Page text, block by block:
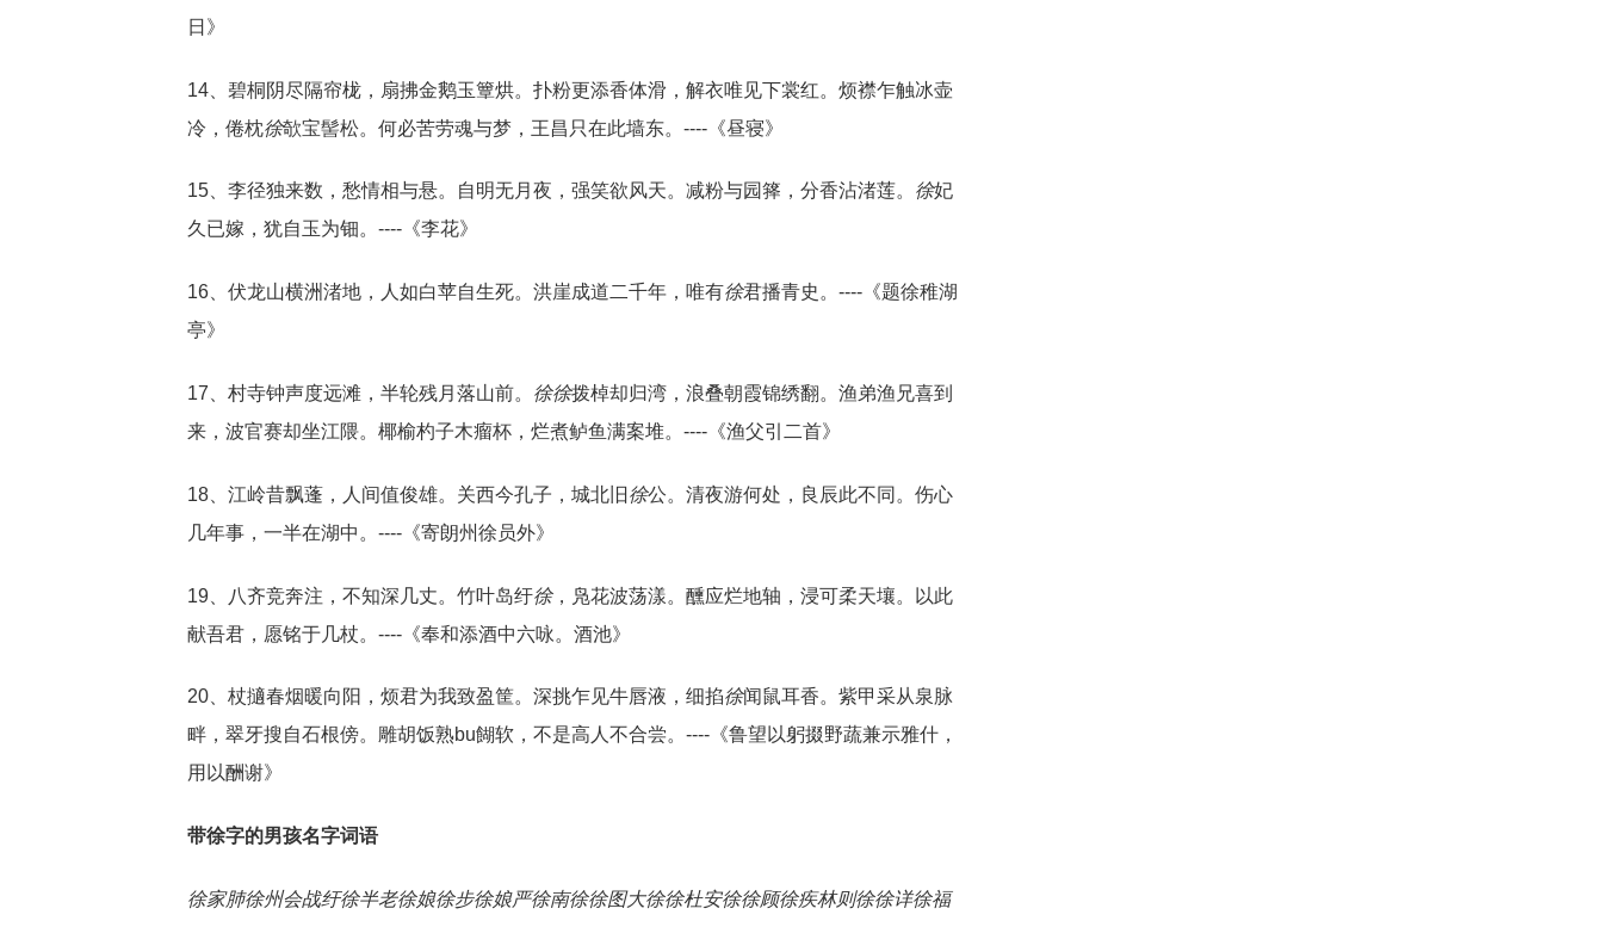
日》
14、碧桐阴尽隔帘栊，扇拂金鹅玉簟烘。扑粉更添香体滑，解衣唯见下裳红。烦襟乍触冰壶
冷，倦枕徐欹宝髻松。何必苦劳魂与梦，王昌只在此墙东。----《昼寝》
15、李径独来数，愁情相与悬。自明无月夜，强笑欲风天。减粉与园箨，分香沾渚莲。 徐妃
久已嫁，犹自玉为钿。----《李花》
16、伏龙山横洲渚地，人如白苹自生死。洪崖成道二千年，唯有徐君播青史。----《题徐稚湖
亭》
17、村寺钟声度远滩，半轮残月落山前。 徐徐拨棹却归湾，浪叠朝霞锦绣翻。渔弟渔兄喜到
来，波官赛却坐江隈。椰榆杓子木瘤杯，烂煮鲈鱼满案堆。----《渔父引二首》
18、江岭昔飘蓬，人间值俊雄。关西今孔子，城北旧 徐公。清夜游何处，良辰此不同。伤心
几年事，一半在湖中。----《寄朗州徐员外》
19、八齐竞奔注，不知深几丈。竹叶岛纡徐，凫花波荡漾。醺应烂地轴，浸可柔天壤。以此
献吾君，愿铭于几杖。----《奉和添酒中六咏。酒池》
20、杖擿春烟暖向阳，烦君为我致盈筐。深挑乍见牛唇液，细掐徐闻鼠耳香。紫甲采从泉脉
畔，翠牙搜自石根傍。雕胡饭熟bu餬软，不是高人不合尝。----《鲁望以躬掇野蔬兼示雅什，
用以酬谢》
带徐字的男孩名字词语
徐家肺徐州会战纡徐半老徐娘徐步徐娘严徐南徐徐图大徐徐杜安徐徐顾徐疾林则徐徐详徐福